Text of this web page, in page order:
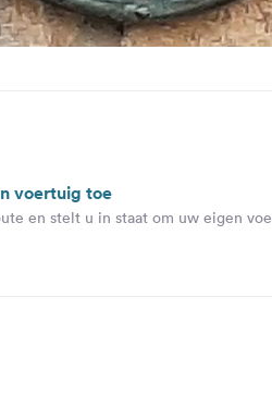
voertuig toe
en stelt u in staat om uw eigen